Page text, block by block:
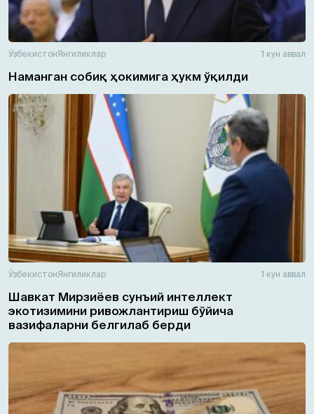
ЎзбекистонЯнгиликлар 1 кун аввал
Наманган собиқ ҳокимига ҳукм ўқилди
ЎзбекистонЯнгиликлар 1 кун аввал
Шавкат Мирзиёев сунъий интеллект
экотизимини ривожлантириш бўйича
вазифаларни белгилаб берди